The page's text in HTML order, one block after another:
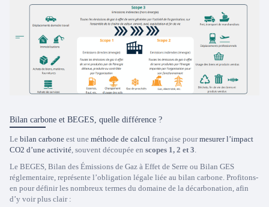
Bilan carbone et BEGES, quelle différence ?
Le bilan carbone est une méthode de calcul française pourmesurer l’impact
CO2 d’une activité, souvent découpée en scopes 1, 2 et 3.
Le BEGES, Bilan des Émissions de Gaz à Effet de Serre ou Bilan GES
réglementaire, représente l’obligation légale liée au bilan carbone. Profitons-
en pour définir les nombreux termes du domaine de la décarbonation, afin
d’y voir plus clair :